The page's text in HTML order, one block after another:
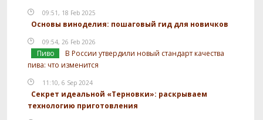
09:51, 18 Feb 2025
Основы виноделия: пошаговый гид для новичков
09:54, 26 Feb 2026
Пиво
В России утвердили новый стандарт качества
пива: что изменится
11:10, 6 Sep 2024
Секрет идеальной «Терновки»: раскрываем
технологию приготовления